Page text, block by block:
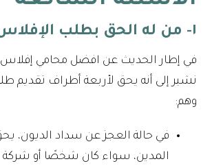
١- من له الحق بطلب الإفلاس؟
في إطار الحديث عن افضل محامي إفلاس
نشير إلى أنه يحق لأربعة أطراف تقديم
وهم:
في حالة العجز عن سداد الديون،
المدين، سواء كان شخصًا أو شركة